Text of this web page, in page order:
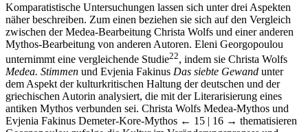
Komparatistische Untersuchungen lassen sich unter drei Aspekten
näher beschreiben. Zum einen beziehen sie sich auf den Vergleich
zwischen der Medea-Bearbeitung Christa Wolfs und einer anderen
Mythos-Bearbeitung von anderen Autoren. Eleni Georgopoulou
unternimmt eine vergleichende Studie22, indem sie Christa Wolfs
Medea. Stimmen und Evjenia Fakinus Das siebte Gewand unter
dem Aspekt der kulturkritischen Haltung der deutschen und der
griechischen Autorin analysiert, die mit der Literarisierung eines
antiken Mythos verbunden sei. Christa Wolfs Medea-Mythos und
Evjenia Fakinus Demeter-Kore-Mythos ← 15 | 16 → thematisieren